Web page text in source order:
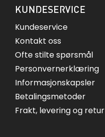
KUNDESERVICE
Kundeservice
Kontakt oss
Ofte stilte spørsmål
Personvernerklæring
Informasjonskapsler
Betalingsmetoder
Frakt, levering og retur